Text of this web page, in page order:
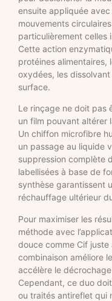
ensuite appliquée
mouvements
particulièrement celles
Cette action
protéines alimentaires,
oxydées, les
surface.
Le rinçage ne doit pas
un film pouvant altérer
Un chiffon microfibre
un passage au liquide
suppression complète
labellisées à base de
synthèse garantissent
réchauffage ultérieur
Pour maximiser les
méthode avec
douce comme Cif
combinaison améliore
accélère le
Cependant, ce duo
ou traités antireflet qui